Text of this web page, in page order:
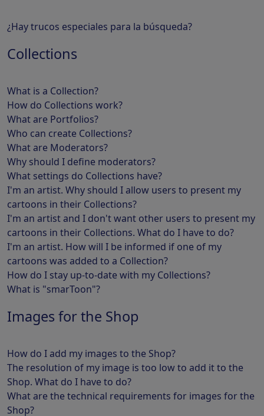
¿Hay trucos especiales para la búsqueda?
Collections
What is a Collection?
How do Collections work?
What are Portfolios?
Who can create Collections?
What are Moderators?
Why should I define moderators?
What settings do Collections have?
I'm an artist. Why should I allow users to present my
cartoons in their Collections?
I'm an artist and I don't want other users to present my
cartoons in their Collections. What do I have to do?
I'm an artist. How will I be informed if one of my
cartoons was added to a Collection?
How do I stay up-to-date with my Collections?
What is "smarToon"?
Images for the Shop
How do I add my images to the Shop?
The resolution of my image is too low to add it to the
Shop. What do I have to do?
What are the technical requirements for images for the
Shop?